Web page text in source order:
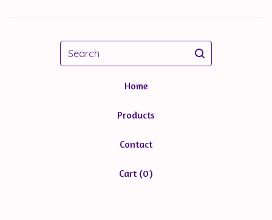
Search
Home
Products
Contact
Cart (0)